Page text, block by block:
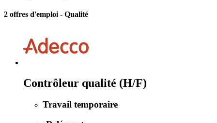
2 offres d'emploi - Qualité
Contrôleur qualité (H/F)
Travail temporaire